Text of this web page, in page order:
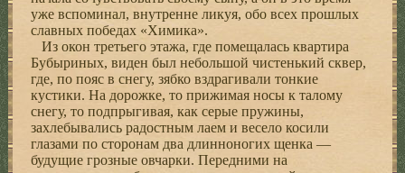
уже вспоминал, внутренне ликуя, обо всех прошлых
славных победах «Химика».
Из окон третьего этажа, где помещалась квартира
Бубыриных, виден был небольшой чистенький сквер,
где, по пояс в снегу, зябко вздрагивали тонкие
кустики. На дорожке, то прижимая носы к талому
снегу, то подпрыгивая, как серые пружины,
захлебывались радостным лаем и весело косили
глазами по сторонам два длинноногих щенка —
будущие грозные овчарки. Передними на